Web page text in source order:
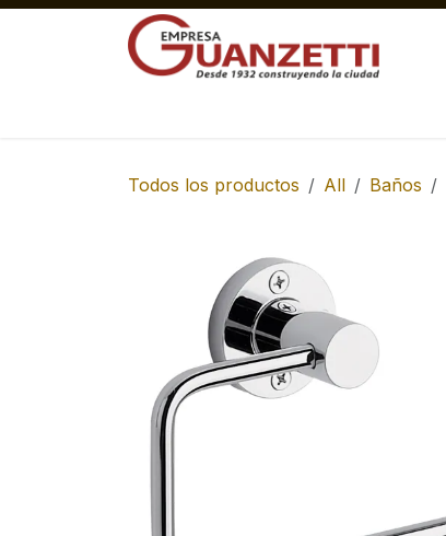
Ir al contenido
Todos los productos All Baños